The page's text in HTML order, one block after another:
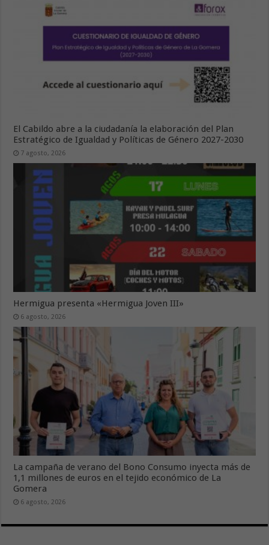
El Cabildo abre a la ciudadanía la elaboración del Plan
Estratégico de Igualdad y Políticas de Género 2027-2030
7 agosto, 2026
Hermigua presenta «Hermigua Joven III»
6 agosto, 2026
La campaña de verano del Bono Consumo inyecta más de
1,1 millones de euros en el tejido económico de La
Gomera
6 agosto, 2026